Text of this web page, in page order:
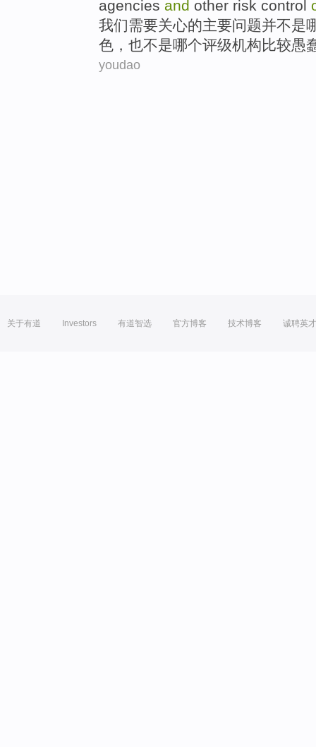
agencies and other risk control
我们需要关心的主要问题并不是
色， 也不是哪个评级机构比较愚
youdao
关于有道 Investors 有道智选 官方博客 技术博客 诚聘英才